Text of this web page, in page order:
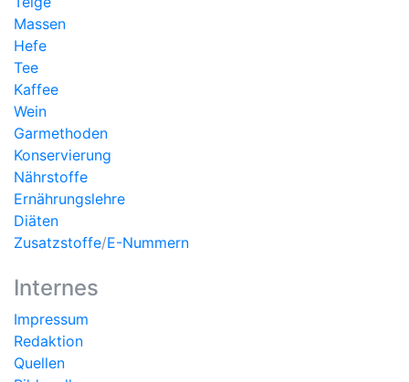
Massen
Hefe
Tee
Kaffee
Wein
Garmethoden
Konservierung
Nährstoffe
Ernährungslehre
Diäten
Zusatzstoffe/E-Nummern
Internes
Impressum
Redaktion
Quellen